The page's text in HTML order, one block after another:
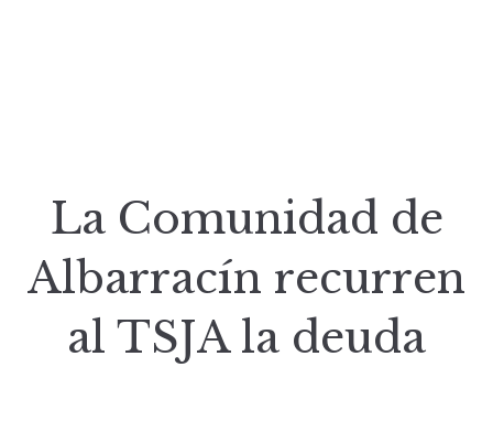
La Comunidad de
Albarracín recurren
al TSJA la deuda